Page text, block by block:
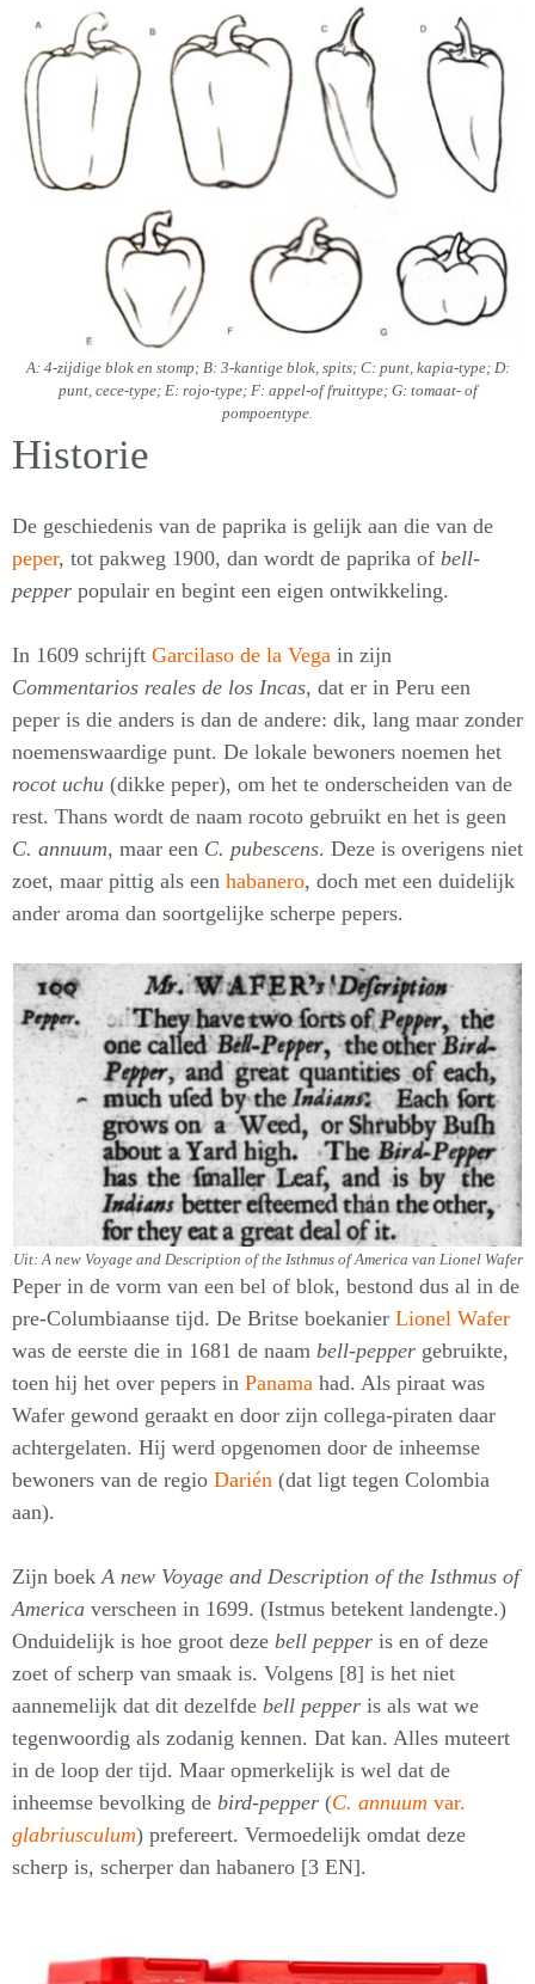
A: 4-zijdige blok en stomp; B: 3-kantige blok, spits; C: punt, kapia-type; D:
punt, cece-type; E: rojo-type; F: appel-of fruittype; G: tomaat- of
pompoentype.
Historie
De geschiedenis van de paprika is gelijk aan die van de
peper, tot pakweg 1900, dan wordt de paprika of bell-
pepper populair en begint een eigen ontwikkeling.
In 1609 schrijft Garcilaso de la Vega in zijn
Commentarios reales de los Incas, dat er in Peru een
peper is die anders is dan de andere: dik, lang maar zonder
noemenswaardige punt. De lokale bewoners noemen het
rocot uchu (dikke peper), om het te onderscheiden van de
rest. Thans wordt de naam rocoto gebruikt en het is geen
C. annuum, maar een C. pubescens. Deze is overigens niet
zoet, maar pittig als een habanero, doch met een duidelijk
ander aroma dan soortgelijke scherpe pepers.
Uit: A new Voyage and Description of the Isthmus of America van Lionel Wafer
Peper in de vorm van een bel of blok, bestond dus al in de
pre-Columbiaanse tijd. De Britse boekanier Lionel Wafer
was de eerste die in 1681 de naam bell-pepper gebruikte,
toen hij het over pepers in Panama had. Als piraat was
Wafer gewond geraakt en door zijn collega-piraten daar
achtergelaten. Hij werd opgenomen door de inheemse
bewoners van de regio Darién (dat ligt tegen Colombia
aan).
Zijn boekA new Voyage and Description of the Isthmus of
America verscheen in 1699. (Istmus betekent landengte.)
Onduidelijk is hoe groot deze bell pepper is en of deze
zoet of scherp van smaak is. Volgens [8] is het niet
aannemelijk dat dit dezelfde bell pepper is als wat we
tegenwoordig als zodanig kennen. Dat kan. Alles muteert
in de loop der tijd. Maar opmerkelijk is wel dat de
inheemse bevolking de bird-pepper (C. annuum var.
glabriusculum) prefereert. Vermoedelijk omdat deze
scherp is, scherper dan habanero [3 EN].